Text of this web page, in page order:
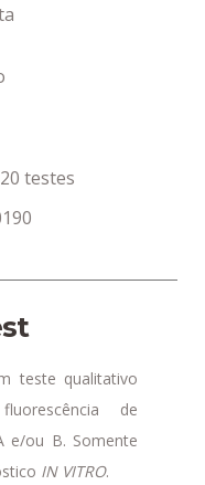
testes
teste qualitativo
de
e/ou B. Somente
IN VITRO.